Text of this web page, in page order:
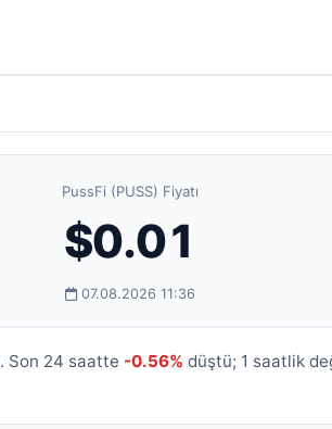
PussFi (PUSS) Fiyatı
$0.01
07.08.2026 11:36
. Son 24 saatte -0.56% düştü; 1 saatlik